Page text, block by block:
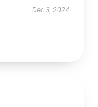
Dec 3, 2024